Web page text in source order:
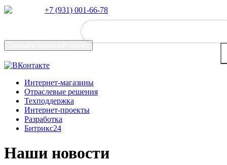
+7 (931) 001-66-78
Интернет-магазины
Отраслевые решения
Техподдержка
Интернет-проекты
Разработка
Битрикс24
Наши новости